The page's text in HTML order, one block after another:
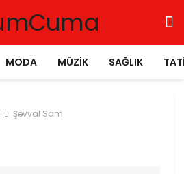
MODA MÜZIK SAĞLIK
Şevval Sam